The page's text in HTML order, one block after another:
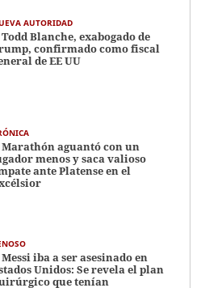
AUTORIDAD
Todd Blanche, exabogado de
confirmado como fiscal
de EE UU
Marathón aguantó con un
menos y saca valioso
ante Platense en el
Messi iba a ser asesinado en
Unidos: Se revela el plan
que tenían